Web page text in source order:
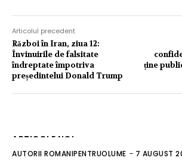
Articolul precedent
Război în Iran, ziua 12:
Învinuirile de falsitate
îndreptate împotriva
președintelui Donald Trump
ține
ARTICOLE NOI
AUTORII ROMANIPENTRUOLUME - 7 AUGUST